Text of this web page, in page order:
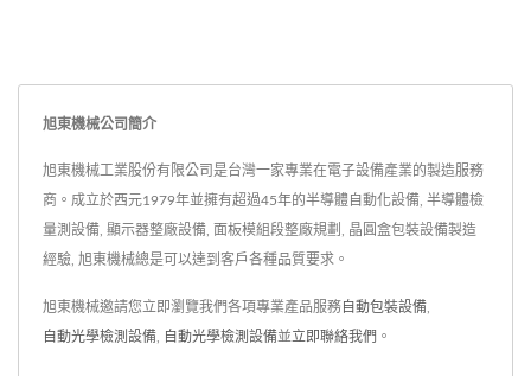
旭東機械公司簡介
旭東機械工業股份有限公司是台灣一家專業在電子設備產業的製造服務
商。成立於西元1979年並擁有超過45年的半導體自動化設備, 半導體檢
量測設備, 顯示器整廠設備, 面板模組段整廠規劃, 晶圓盒包裝設備製造
經驗, 旭東機械總是可以達到客戶各種品質要求。
旭東機械邀請您立即瀏覽我們各項專業產品服務 自動包裝設備
自動光學檢測設備 自動光學檢測設備並立即聯絡我們 。